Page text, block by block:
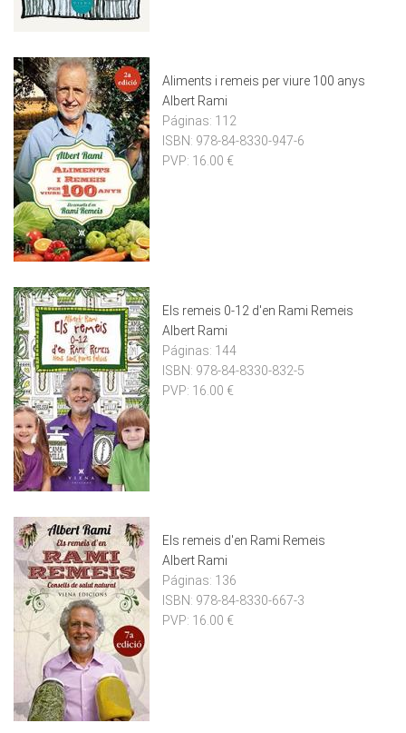
Aliments i remeis per viure 100 anys
Albert Rami
Páginas: 112
ISBN: 978-84-8330-947-6
PVP: 16.00 €
Els remeis 0-12 d'en Rami Remeis
Albert Rami
Páginas: 144
ISBN: 978-84-8330-832-5
PVP: 16.00 €
Els remeis d'en Rami Remeis
Albert Rami
Páginas: 136
ISBN: 978-84-8330-667-3
PVP: 16.00 €